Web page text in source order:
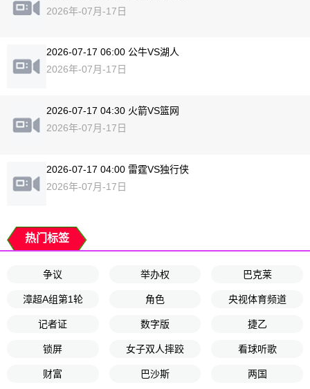
2026年-07月-17日
2026-07-17 06:00 公牛VS湖人
2026年-07月-17日
2026-07-17 04:30 火箭VS篮网
2026年-07月-17日
2026-07-17 04:00 雷霆VS独行侠
2026年-07月-17日
热门标签
争议 举办权 巴克莱
漳超A组第1轮 角色 央视体育频道
记者证 数字版 捷乙
锁屏 女子双人摔跤 看球听歌
财富 巴沙斯 两国